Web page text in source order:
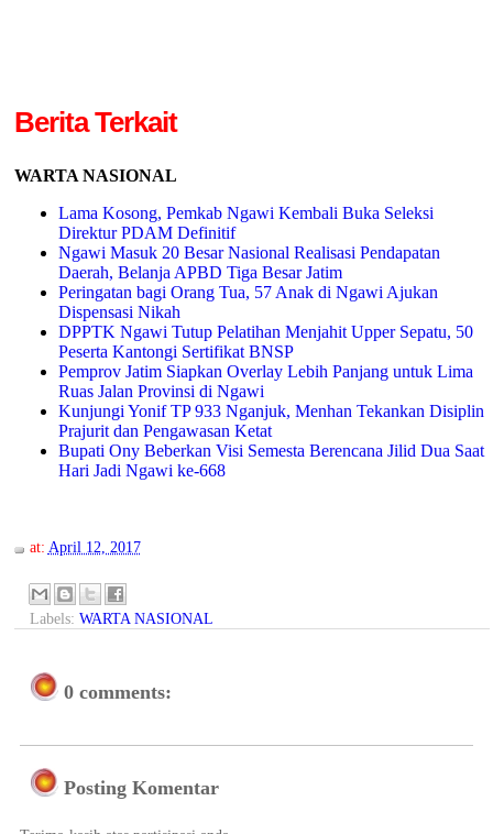
Berita Terkait
WARTA NASIONAL
Lama Kosong, Pemkab Ngawi Kembali Buka Seleksi
Direktur PDAM Definitif
Ngawi Masuk 20 Besar Nasional Realisasi Pendapatan
Daerah, Belanja APBD Tiga Besar Jatim
Peringatan bagi Orang Tua, 57 Anak di Ngawi Ajukan
Dispensasi Nikah
DPPTK Ngawi Tutup Pelatihan Menjahit Upper Sepatu, 50
Peserta Kantongi Sertifikat BNSP
Pemprov Jatim Siapkan Overlay Lebih Panjang untuk Lima
Ruas Jalan Provinsi di Ngawi
Kunjungi Yonif TP 933 Nganjuk, Menhan Tekankan Disiplin
Prajurit dan Pengawasan Ketat
Bupati Ony Beberkan Visi Semesta Berencana Jilid Dua Saat
Hari Jadi Ngawi ke-668
at: April 12, 2017
Labels: WARTA NASIONAL
0 comments:
Posting Komentar